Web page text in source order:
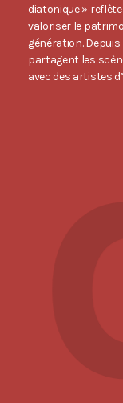
diatonique »
valoriser le
génération. Depuis
partagent les
avec des artistes